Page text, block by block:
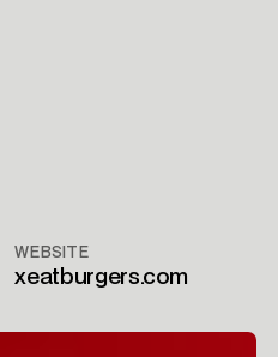
WEBSITE
xeatburgers.com